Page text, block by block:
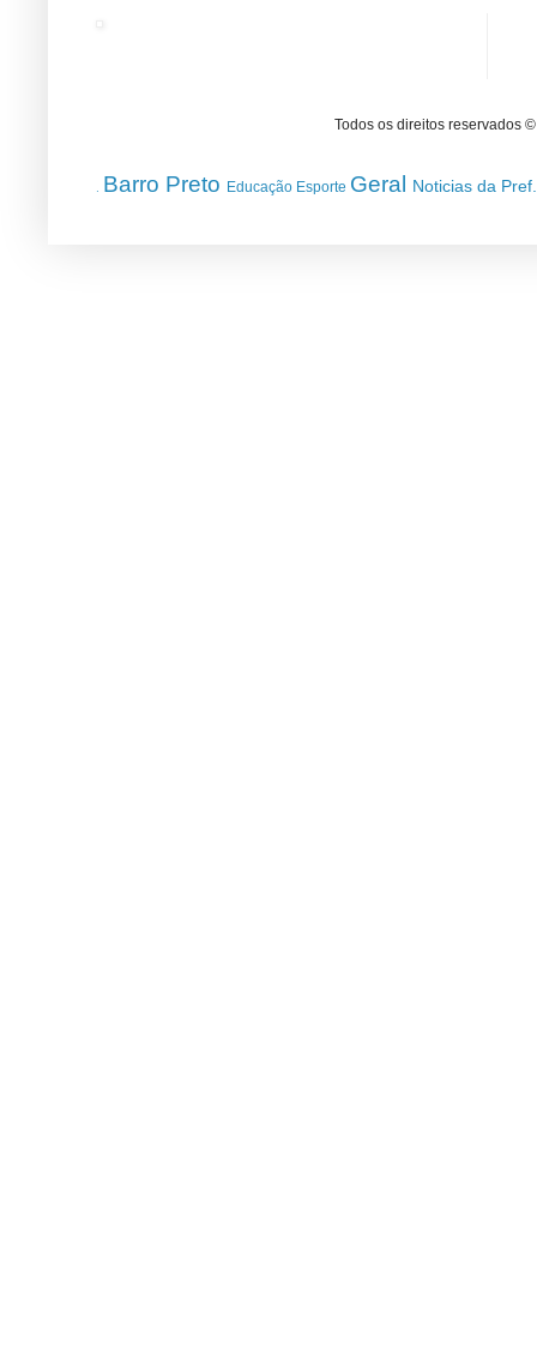
Todos os direitos reservados
Barro Preto Educação Esporte Geral Noticias da